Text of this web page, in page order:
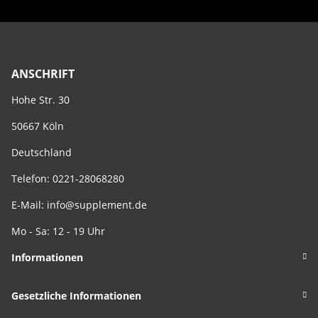
ANSCHRIFT
Hohe Str. 30
50667 Köln
Deutschland
Telefon: 0221-28068280
E-Mail: info@supplement.de
Mo - Sa: 12 - 19 Uhr
Informationen
Gesetzliche Informationen